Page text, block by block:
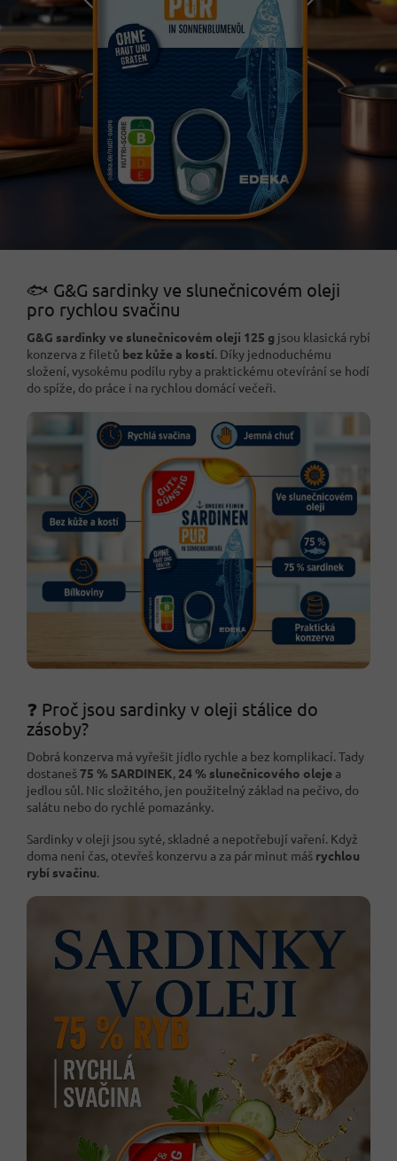
🐟 G&G sardinky ve slunečnicovém oleji
pro rychlou svačinu
G&G sardinky ve slunečnicovém oleji 125 g jsou klasická rybí
konzerva z filetů bez kůže a kostí. Díky jednoduchému
složení, vysokému podílu ryby a praktickému otevírání se hodí
do spíže, do práce i na rychlou domácí večeři.
❓ Proč jsou sardinky v oleji stálice do
zásoby?
Dobrá konzerva má vyřešit jídlo rychle a bez komplikací. Tady
dostaneš75 % SARDINEK, 24 % slunečnicového oleje a
jedlou sůl. Nic složitého, jen použitelný základ na pečivo, do
salátu nebo do rychlé pomazánky.
Sardinky v oleji jsou syté, skladné a nepotřebují vaření. Když
doma není čas, otevřeš konzervu a za pár minut máš rychlou
rybí svačinu.